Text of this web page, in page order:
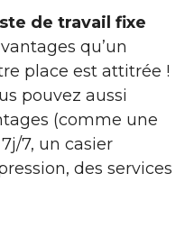
de travail fixe
qu’un
place est attitrée !
pouvez aussi
(comme une
7, un casier
des services